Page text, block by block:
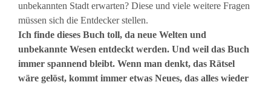
unbekannten Stadt erwarten? Diese und viele weitere Fragen
müssen sich die Entdecker stellen.
Ich finde dieses Buch toll, da neue Welten und
unbekannte Wesen entdeckt werden. Und weil das Buch
immer spannend bleibt. Wenn man denkt, das Rätsel
wäre gelöst, kommt immer etwas Neues, das alles wieder